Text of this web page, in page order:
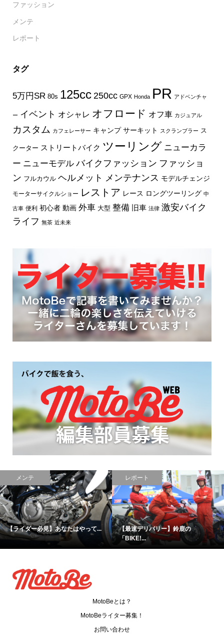
ファッション
メンテ
レポート
タグ
5万円SR 80s 125cc 250cc GPX Honda PR アドベンチャ
ー イベント オシャレ オフロード オフ車 カジュアル
カスタム カフェレーサー キャンプ サーキット スクランブラー ス
クーター ストリートバイク ツーリング ニューカラ
ー ニューモデル バイクファッション ファッショ
ン フルカウル ヘルメット メンテナンス モデルチェンジ
モーターサイクルショー レストア レース ロングツーリング 中
古車 便利 初心者 動画 外車 大型 整備 旧車 法律 激安バイク
ライフ 無茶 近未来
ニュース
ツーリングを心ゆくまで楽しめる...
ニュース
カスタム自由自在！iPhoneアプリ
3...
MotoBeとは？
MotoBeライター募集！
お問い合わせ